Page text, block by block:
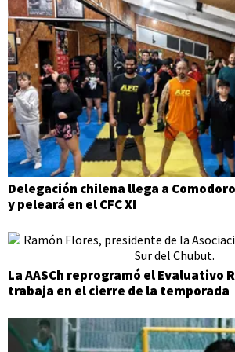
Delegación chilena llega a
y peleará en el CFC XI
La AASCh reprogramó el Evaluativo
trabaja en el cierre de la temporada